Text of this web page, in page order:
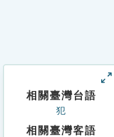
相關臺灣台語
犯
相關臺灣客語